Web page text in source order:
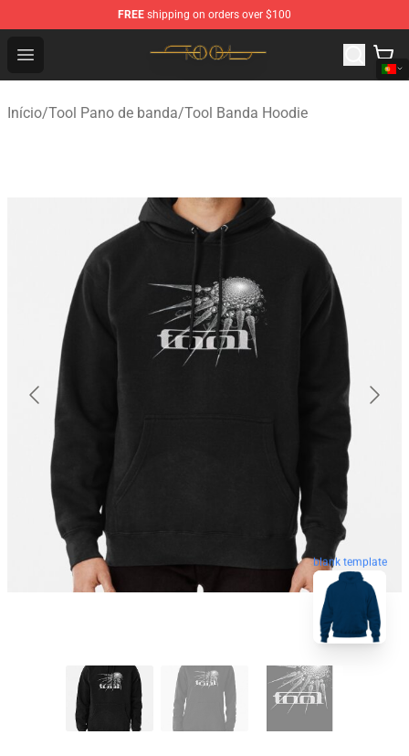
FREE shipping on orders over $100
Open menu
Tool Store - Official Tool Merchandise Shop
Início/Tool Pano de banda/Tool Banda Hoodie
blank template